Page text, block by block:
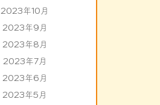
2023年10月
2023年9月
2023年8月
2023年7月
2023年6月
2023年5月